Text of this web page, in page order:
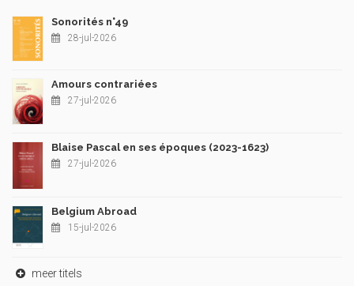
Sonorités n°49
28-jul-2026
Amours contrariées
27-jul-2026
Blaise Pascal en ses époques (2023-1623)
27-jul-2026
Belgium Abroad
15-jul-2026
meer titels